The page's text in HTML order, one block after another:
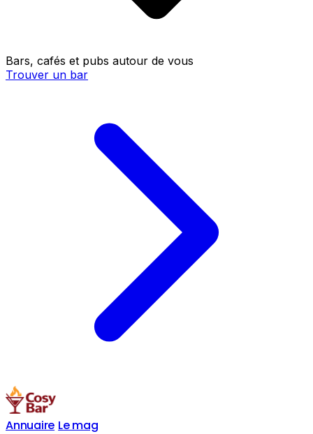
Bars, cafés et pubs autour de vous
Trouver un bar
Annuaire Le mag